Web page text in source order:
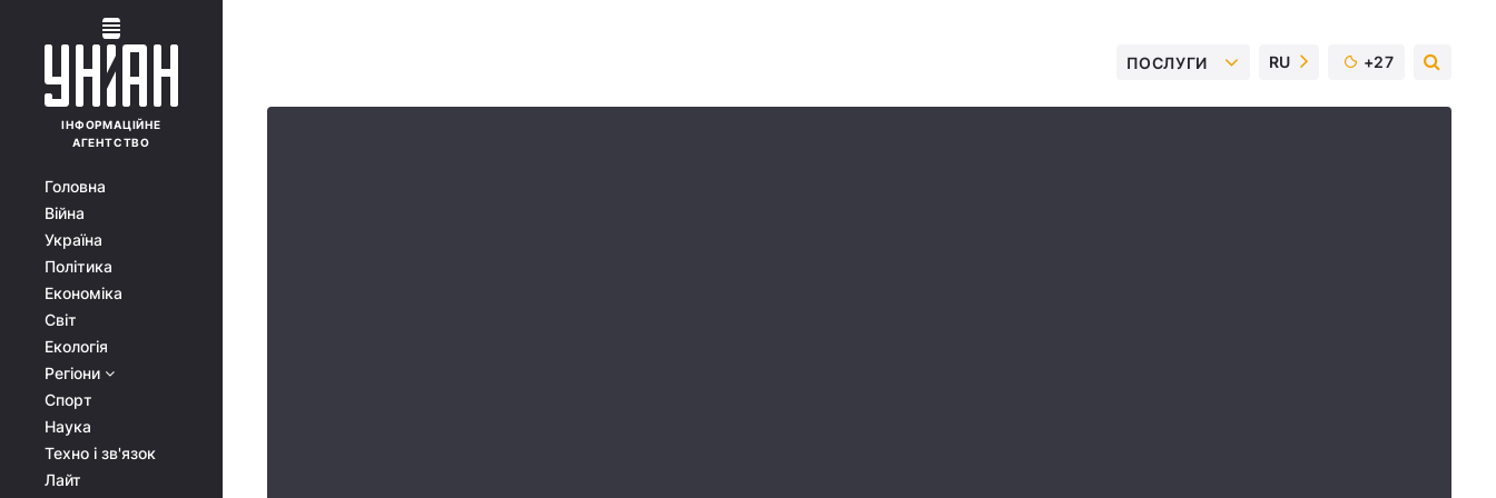
ІНФОРМАЦІЙНЕ
АГЕНТСТВО
Головна
Війна
Україна
Політика
Економіка
Світ
Екологія
Регіони
Спорт
Наука
Техно і зв'язок
Лайт
ПОСЛУГИ RU +27